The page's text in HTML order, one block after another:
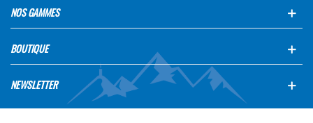
NOS GAMMES
BOUTIQUE
NEWSLETTER